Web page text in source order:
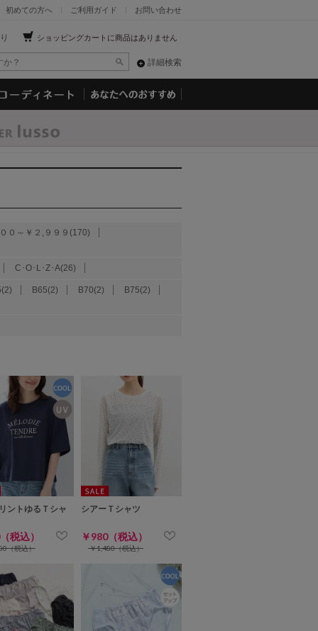
お問い合わせ
ご利用ガイド
初めての方へ
ショッピングカートに商品はありません
詳細検索
０～￥２,９９９(170)
C･O･L･Z･A(26)
B65(2) B70(2)
B75(2)
ントゆるＴシャ
税込）
（税込）
シアーＴシャツ
￥980（税込）
￥1,480（税込）